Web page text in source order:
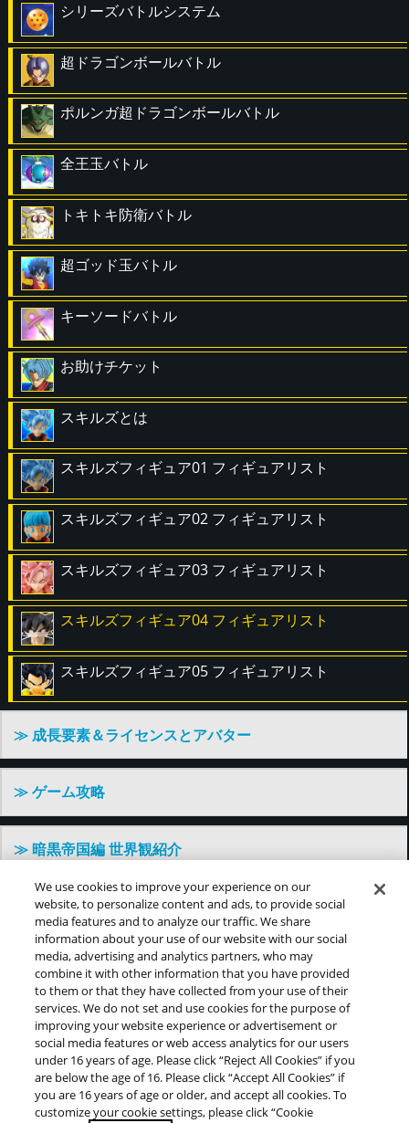
シリーズバトルシステム
超ドラゴンボールバトル
ポルンガ超ドラゴンボールバトル
全王玉バトル
トキトキ防衛バトル
超ゴッド玉バトル
キーソードバトル
お助けチケット
スキルズとは
スキルズフィギュア01 フィギュアリスト
スキルズフィギュア02 フィギュアリスト
スキルズフィギュア03 フィギュアリスト
スキルズフィギュア04 フィギュアリスト
スキルズフィギュア05 フィギュアリスト
≫ 成長要素＆ライセンスとアバター
≫ ゲーム攻略
≫ 暗黒帝国編 世界観紹介
監獄惑星編 世界観紹介
©バードスタジオ／集英社・東映アニメーション
推奨環境について Cookies Settings
プライバシーポリシー
We use cookies to improve your experience on our
website, to personalize content and ads, to provide social
media features and to analyze our traffic. We share
information about your use of our website with our social
media, advertising and analytics partners, who may
combine it with other information that you have provided
to them or that they have collected from your use of their
services. We do not set and use cookies for the purpose of
improving your website experience or advertisement or
social media features or web access analytics for our users
under 16 years of age. Please click “Reject All Cookies” if you
are below the age of 16. Please click “Accept All Cookies” if
you are 16 years of age or older, and accept all cookies. To
customize your cookie settings, please click “Cookie